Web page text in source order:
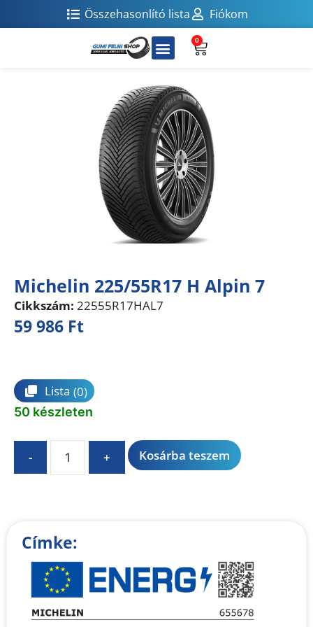
Összehasonlító lista Fiókom
0
Michelin 225/55R17 H Alpin 7
Cikkszám: 22555R17HAL7
59 986 Ft
Lista (0)
50 készleten
- + Kosárba teszem
t
i
v
e
Címke: